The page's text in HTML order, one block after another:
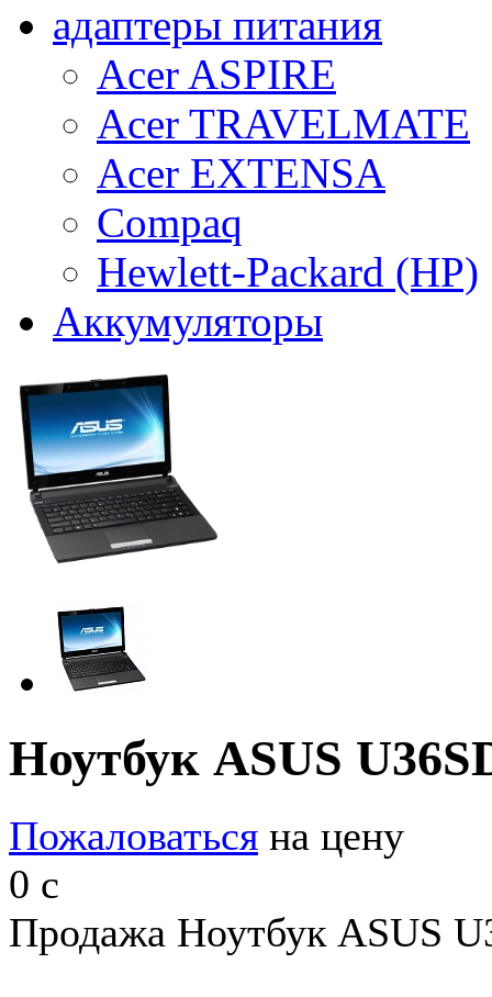
адаптеры питания
Acer ASPIRE
Acer TRAVELMATE
Acer EXTENSA
Compaq
Hewlett-Packard (HP)
Аккумуляторы
Ноутбук ASUS
Пожаловаться на цену
0 c
Продажа Ноутбук ASUS